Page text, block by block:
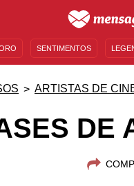
SENTIMENTOS
ARTISTAS DE
DE